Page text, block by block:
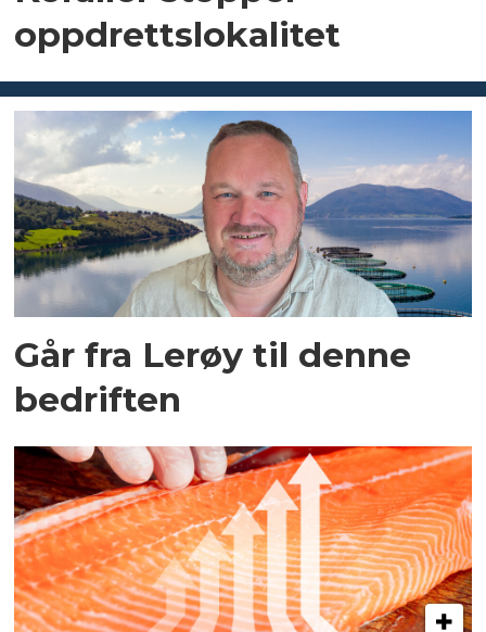
oppdrettslokalitet
Går fra Lerøy til denne
bedriften